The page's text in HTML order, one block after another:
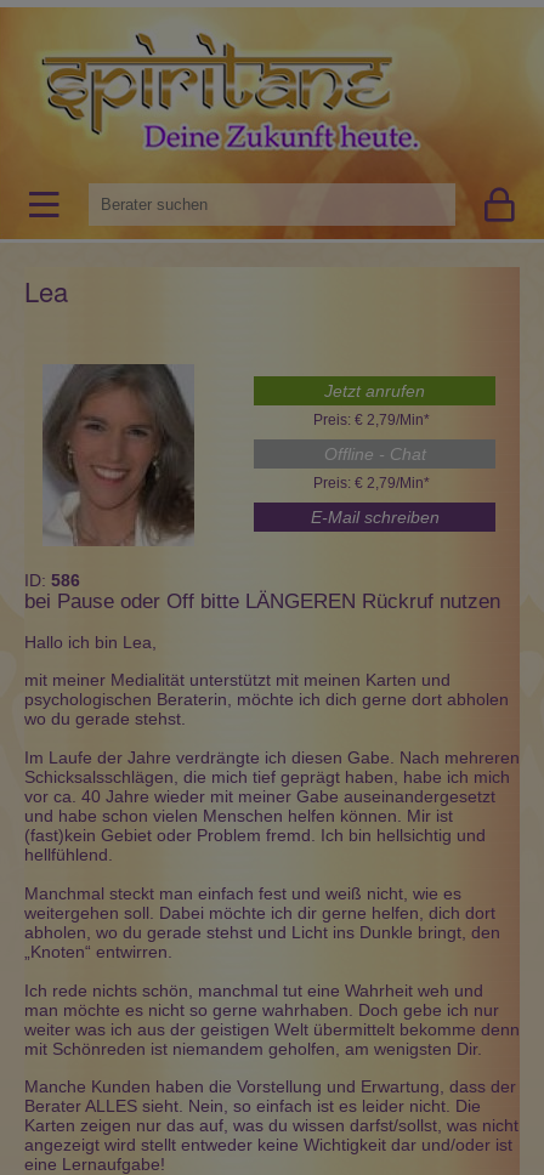
Lea
Jetzt anrufen
Preis: € 2,79/Min*
Offline - Chat
Preis: € 2,79/Min*
E-Mail schreiben
ID: 586
bei Pause oder Off bitte LÄNGEREN Rückruf nutzen
Hallo ich bin Lea,
mit meiner Medialität unterstützt mit meinen Karten und
psychologischen Beraterin, möchte ich dich gerne dort abholen
wo du gerade stehst.
Im Laufe der Jahre verdrängte ich diesen Gabe. Nach mehreren
Schicksalsschlägen, die mich tief geprägt haben, habe ich mich
vor ca. 40 Jahre wieder mit meiner Gabe auseinandergesetzt
und habe schon vielen Menschen helfen können. Mir ist
(fast)kein Gebiet oder Problem fremd. Ich bin hellsichtig und
hellfühlend.
Manchmal steckt man einfach fest und weiß nicht, wie es
weitergehen soll. Dabei möchte ich dir gerne helfen, dich dort
abholen, wo du gerade stehst und Licht ins Dunkle bringt, den
„Knoten“ entwirren.
Ich rede nichts schön, manchmal tut eine Wahrheit weh und
man möchte es nicht so gerne wahrhaben. Doch gebe ich nur
weiter was ich aus der geistigen Welt übermittelt bekomme denn
mit Schönreden ist niemandem geholfen, am wenigsten Dir.
Manche Kunden haben die Vorstellung und Erwartung, dass der
Berater ALLES sieht. Nein, so einfach ist es leider nicht. Die
Karten zeigen nur das auf, was du wissen darfst/sollst, was nicht
angezeigt wird stellt entweder keine Wichtigkeit dar und/oder ist
eine Lernaufgabe!